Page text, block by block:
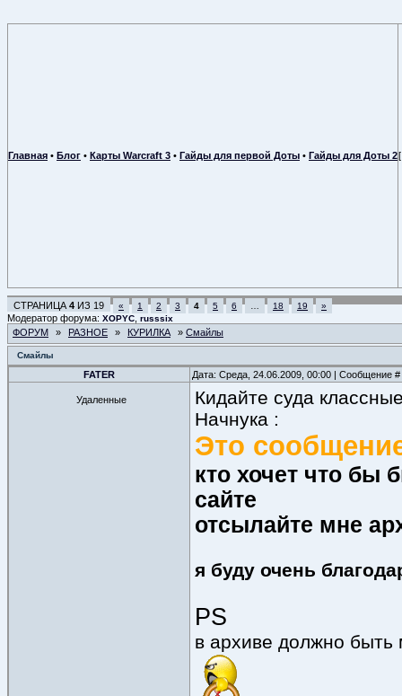
Главная • Блог • Карты Warcraft 3 • Гайды для первой Доты • Гайды для Доты 2
СТРАНИЦА 4 ИЗ 19 « 1 2 3 4 5 6 18 19 »
Модератор форума: XOPYC russsix
ФОРУМ » РАЗНОЕ » КУРИЛКА » Смайлы
Смайлы
FATER Дата: Среда, 24.06.2009, 00:00 | Сообщение #
Удаленные
Кидайте суда
Начнука :
Это
кто хочет что
сайте
отсылайте мне
я буду очень
PS
в архиве должно